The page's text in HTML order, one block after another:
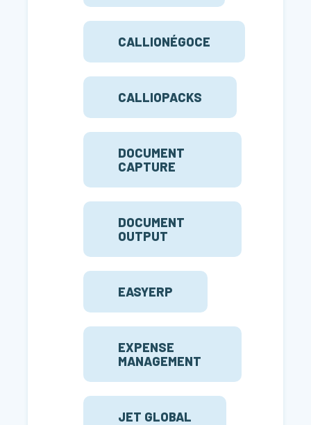
CALLIONÉGOCE
CALLIOPACKS
DOCUMENT
CAPTURE
DOCUMENT
OUTPUT
EASYERP
EXPENSE
MANAGEMENT
JET GLOBAL